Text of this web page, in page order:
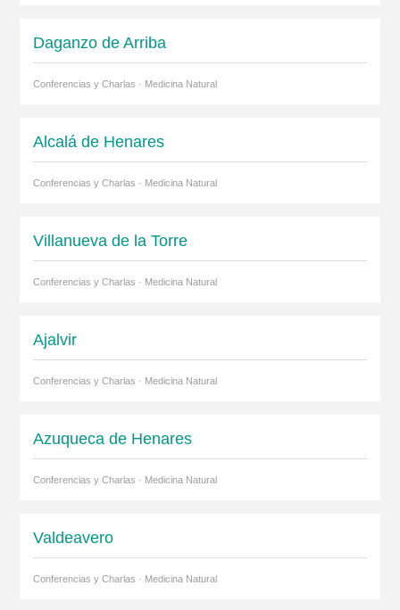
Daganzo de Arriba
Conferencias y Charlas · Medicina Natural
Alcalá de Henares
Conferencias y Charlas · Medicina Natural
Villanueva de la Torre
Conferencias y Charlas · Medicina Natural
Ajalvir
Conferencias y Charlas · Medicina Natural
Azuqueca de Henares
Conferencias y Charlas · Medicina Natural
Valdeavero
Conferencias y Charlas · Medicina Natural